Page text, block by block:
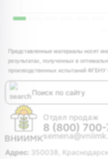
Представленные материалы носят
результатах, полученных в
производственных испытаний
Отдел продаж
8 (800)
Адрес:
350038,